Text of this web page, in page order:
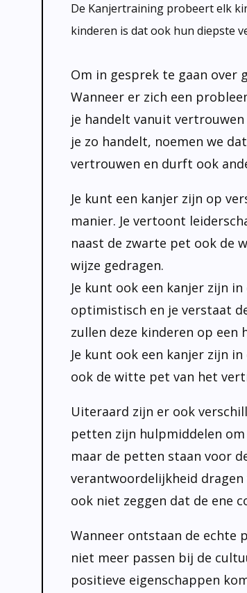
De Kanjertraining probeert elk
kinderen is dat ook hun diepste
Om in gesprek te gaan over
Wanneer er zich een
je handelt vanuit vertrouwen
je zo handelt, noemen we
vertrouwen en durft ook
Je kunt een kanjer zijn op
manier. Je vertoont
naast de zwarte pet ook de
wijze gedragen.
Je kunt ook een kanjer zijn
optimistisch en je verstaat
zullen deze kinderen op een
Je kunt ook een kanjer zijn
ook de witte pet van het
Uiteraard zijn er ook
petten zijn hulpmiddelen
maar de petten staan voor
verantwoordelijkheid
ook niet zeggen dat de ene
Wanneer ontstaan de echte
niet meer passen bij de
positieve eigenschappen